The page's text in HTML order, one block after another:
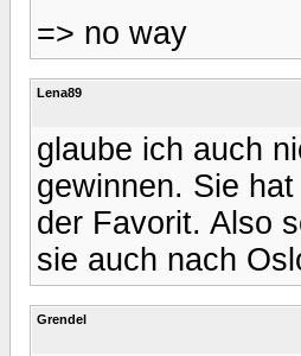
=> no way
Lena89
glaube ich auch
gewinnen. Sie
der Favorit. Also
sie auch nach
Grendel